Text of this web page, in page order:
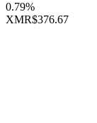
0.79%
XMR$376.67